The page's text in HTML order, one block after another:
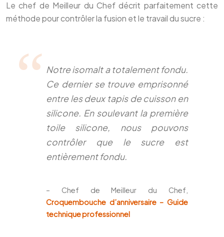
Le chef de Meilleur du Chef décrit parfaitement cette
méthode pour contrôler la fusion et le travail du sucre :
Notre isomalt a totalement fondu.
Ce dernier se trouve emprisonné
entre les deux tapis de cuisson en
silicone. En soulevant la première
toile silicone, nous pouvons
contrôler que le sucre est
entièrement fondu.
– Chef de Meilleur du Chef,
Croquembouche d’anniversaire – Guide
technique professionnel